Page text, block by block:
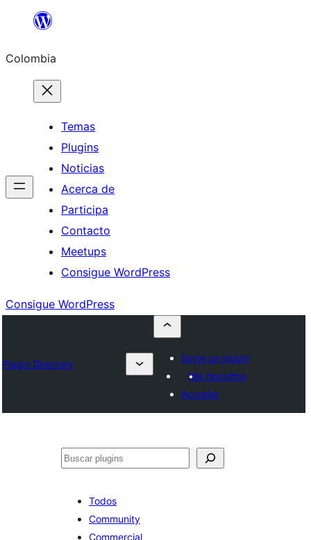
Saltar
contenido
Colombia
Temas
Plugins
Noticias
Acerca de
Participa
Contacto
Meetups
Consigue WordPress
Consigue WordPress
Plugin Directory
Envía un plugin
Mis favoritos
Acceder
Buscar
Todos
Community
Commercial